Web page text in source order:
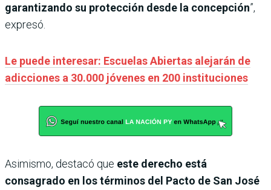
garantizando su protección desde la concepción”,
expresó.
Le puede interesar: Escuelas Abiertas alejarán de
adicciones a 30.000 jóvenes en 200 instituciones
Asimismo, destacó que este derecho está
consagrado en los términos del Pacto de San José